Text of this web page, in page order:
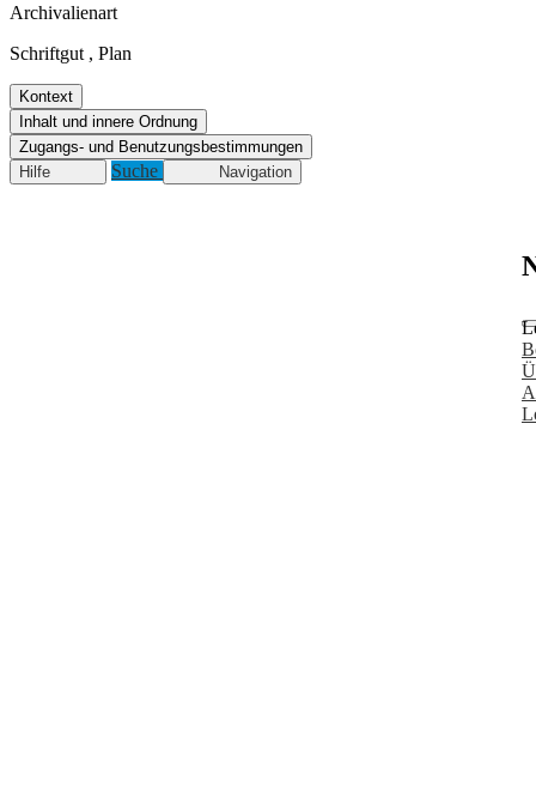
Archivalienart
Schriftgut , Plan
Kontext
Inhalt und innere Ordnung
Zugangs- und Benutzungsbestimmungen
Hilfe
Suche Navigation